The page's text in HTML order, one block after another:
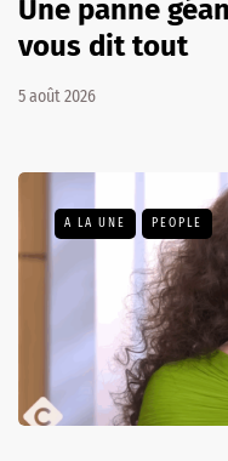
Une panne
vous dit tout
5 août 2026
A LA UNE PEOPLE